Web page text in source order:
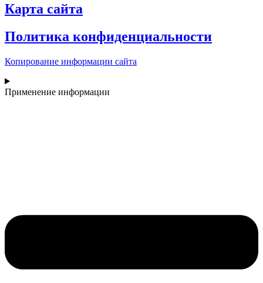
Карта сайта
Политика конфиденциальности
Копирование информации сайта
Применение информации